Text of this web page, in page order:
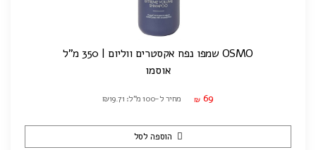
OSMO שמפו נפח אקסטרים ווליום | 350 מ"ל
אוסמו
₪ 69 מחיר ל-100 מ"ל: ₪19.71
הוספה לסל